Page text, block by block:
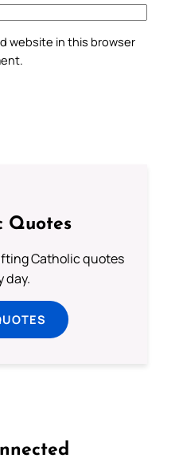
website in this browser
Quotes
Catholic quotes
day.